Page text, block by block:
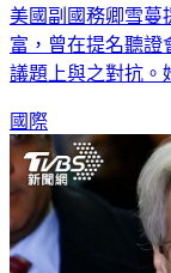
美國副國務卿雪蔓
富，曾在提名聽證
議題上與之對抗。
國際